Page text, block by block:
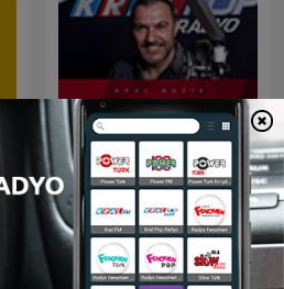
Bay J